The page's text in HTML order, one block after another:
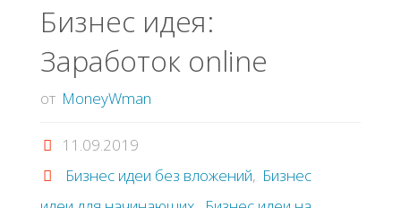
ведении
Бизнес идея:
Зapaбoтoк onlinе
от MoneyWman
11.09.2019
Бизнес идеи без вложений, Бизнес